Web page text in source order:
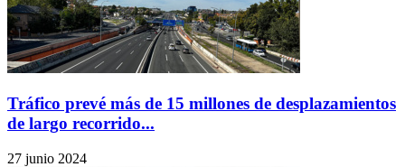
Tráfico prevé más de 15 millones de desplazamientos
de largo recorrido...
27 junio 2024